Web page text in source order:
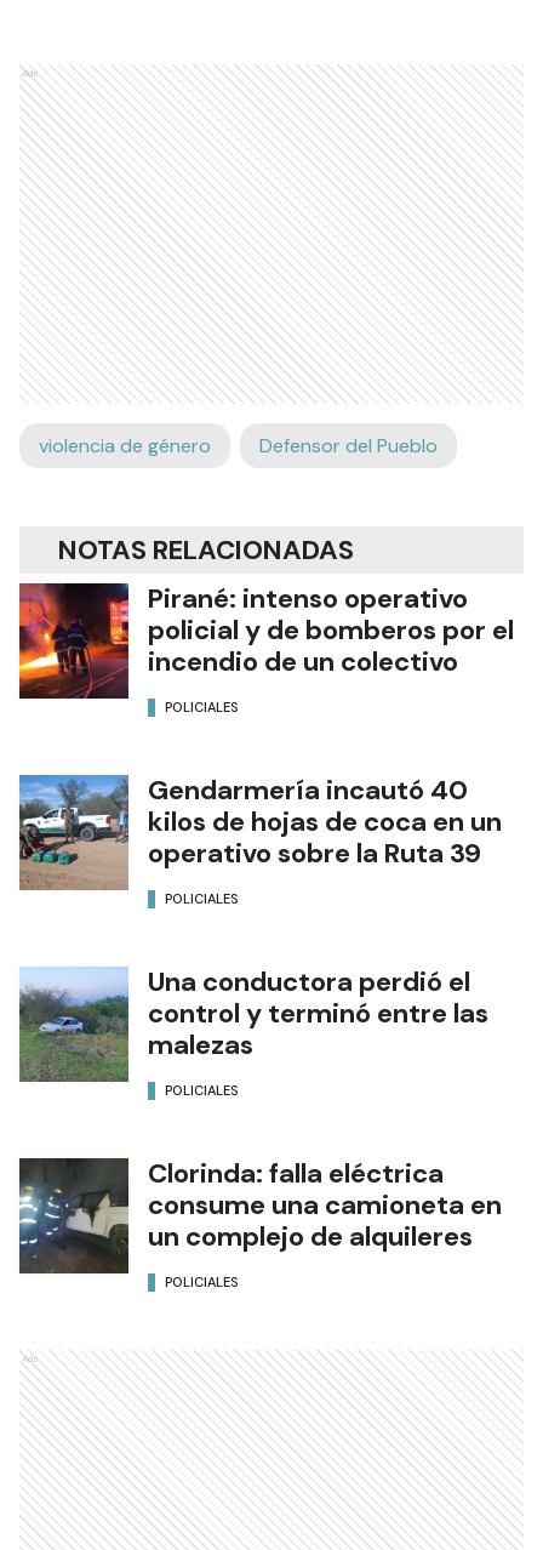
Ads
violencia de género Defensor del Pueblo
NOTAS RELACIONADAS
Pirané: intenso operativo
policial y de bomberos por el
incendio de un colectivo
POLICIALES
Gendarmería incautó 40
kilos de hojas de coca en un
operativo sobre la Ruta 39
POLICIALES
Una conductora perdió el
control y terminó entre las
malezas
POLICIALES
Clorinda: falla eléctrica
consume una camioneta en
un complejo de alquileres
POLICIALES
Ads